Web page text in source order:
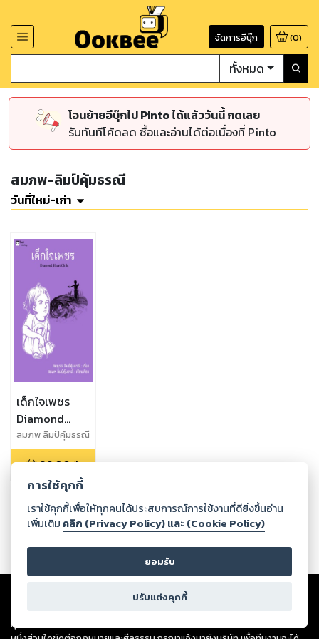
จัดการอีบุ๊ก (0)
ทั้งหมด
โอนย้ายอีบุ๊กไป Pinto ได้แล้ววันนี้ กดเลย
รับทันทีโค้ดลด ซื้อและอ่านได้ต่อเนื่องที่ Pinto
สมภพ-ลิมป์คุ้มธรณี
วันที่ใหม่-เก่า
เด็กใจเพชร
Diamond
Heart Child
สมภพ ลิมป์คุ้มธรณี
29.00฿
Copyright ©2026Storylog Co., Ltd. - สตอรี่ล็อกขอสงวนสิทธิ์ไม่รับผิดชอบ
ต่อผลงานหรือเนื้อหาใดที่อัปโหลดผ่านเว็บไซต์และปรากฏว่าละเมิดสิทธิใน
ทรัพย์สินทางปัญญาของบุคคลอื่นหรือขัดต่อกฎหมายและศีลธรรม ดังนั้น ผู้อ่าน
ทุกท่านโปรดใช้วิจารณญาณในการกลั่นกรองด้วยตนเอง และหากท่านพบว่าส่วน
การใช้คุกกี้
เราใช้คุกกี้เพื่อให้ทุกคนได้ประสบการณ์การใช้งานที่ดียิ่งขึ้นอ่าน
เพิ่มเติม คลิก (Privacy Policy) และ (Cookie Policy)
ยอมรับ
ปรับแต่งคุกกี้